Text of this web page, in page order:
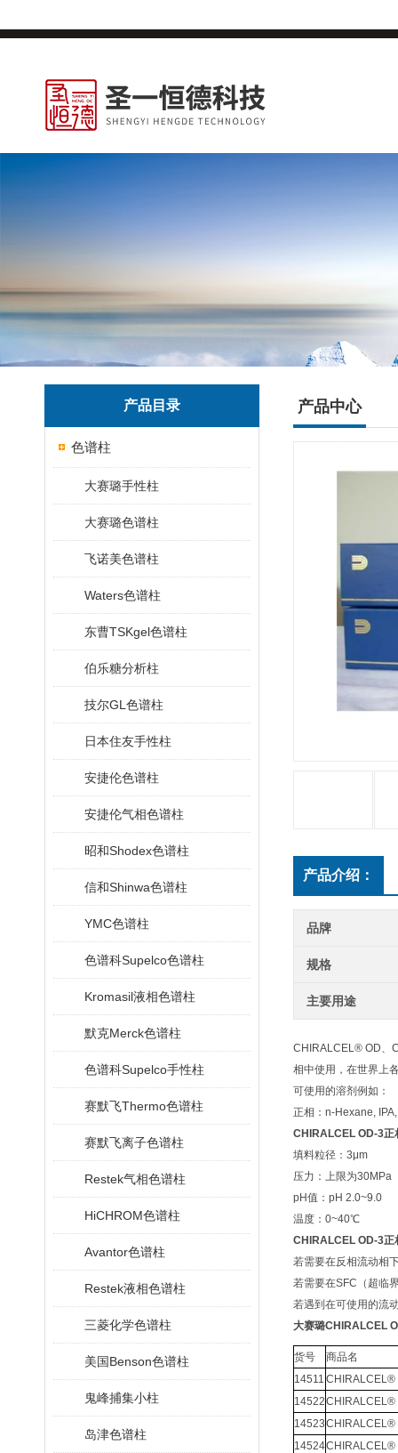
产品目录
色谱柱
大赛璐手性柱
大赛璐色谱柱
飞诺美色谱柱
Waters色谱柱
东曹TSKgel色谱柱
伯乐糖分析柱
技尔GL色谱柱
日本住友手性柱
安捷伦色谱柱
安捷伦气相色谱柱
昭和Shodex色谱柱
信和Shinwa色谱柱
YMC色谱柱
色谱科Supelco色谱柱
Kromasil液相色谱柱
默克Merck色谱柱
色谱科Supelco手性柱
赛默飞Thermo色谱柱
赛默飞离子色谱柱
Restek气相色谱柱
HiCHROM色谱柱
Avantor色谱柱
Restek液相色谱柱
三菱化学色谱柱
美国Benson色谱柱
鬼峰捕集小柱
岛津色谱柱
产品中心
产品介绍：
品牌
规格
主要用途
CHIRALCEL® OD、
相中使用，在世界上
可使用的溶剂例如：
正相：n-Hexane,
CHIRALCEL OD-3
填料粒径：3μm
压力：上限为30MPa
pH值：pH 2.0~9.0
温度：0~40℃
CHIRALCEL OD-3
若需要在反相流动相
若需要在SFC（超临
若遇到在可使用的流
大赛璐CHIRALCEL
货号
商品名
14511 CHIRALCEL®
14522CHIRALCEL®
14523CHIRALCEL®
14524CHIRALCEL®